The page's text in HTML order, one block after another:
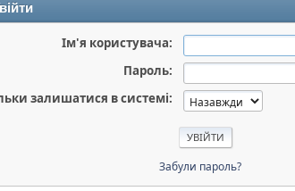
Ім'я користувача:
Пароль:
залишатися в системі:
Забули пароль?